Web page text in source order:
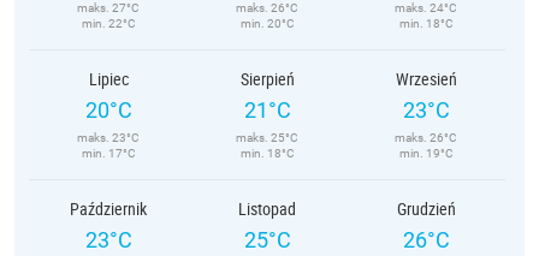
maks. 27°C
min. 22°C
maks. 26°C
min. 20°C
maks. 24°C
min. 18°C
Lipiec
20°C
maks. 23°C
min. 17°C
Sierpień
21°C
maks. 25°C
min. 18°C
Wrzesień
23°C
maks. 26°C
min. 19°C
Październik
23°C
Listopad
25°C
Grudzień
26°C